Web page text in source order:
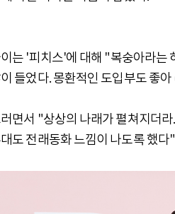
는 '피치스'에 대해 "복숭아라는
들었다. 몽환적인 도입부도 좋
면서 "상상의 나래가 펼쳐지더
도 전래동화 느낌이 나도록 했다